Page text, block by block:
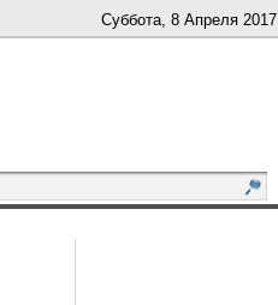
Суббота, 8 Апреля 2017